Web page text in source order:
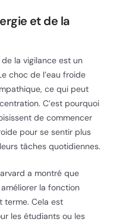
et de la
de la vigilance est un
choc de l’eau froide
ce qui peut
C’est pourquoi
de commencer
pour se sentir plus
tâches quotidiennes.
a montré que
améliorer la fonction
terme. Cela est
les étudiants ou les